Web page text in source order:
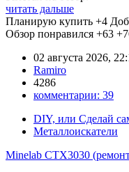
читать дальше
Планирую купить +4
Обзор понравился +63
02 августа 2026,
Ramiro
4286
комментарии: 39
DIY, или Сделай
Металлоискатели
Minelab CTX3030